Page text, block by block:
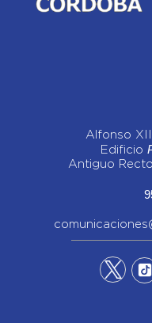
Alfonso
Edificio
Antiguo